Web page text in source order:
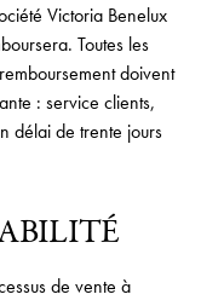
Victoria Benelux
Toutes les
doivent
: service clients,
délai de trente jours
de vente à